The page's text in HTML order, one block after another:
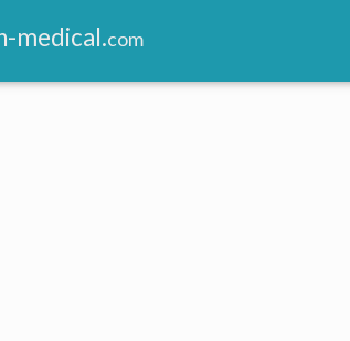
medical.com